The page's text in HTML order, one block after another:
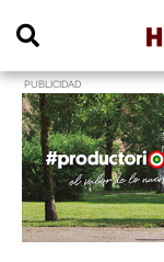
PUBLICIDAD